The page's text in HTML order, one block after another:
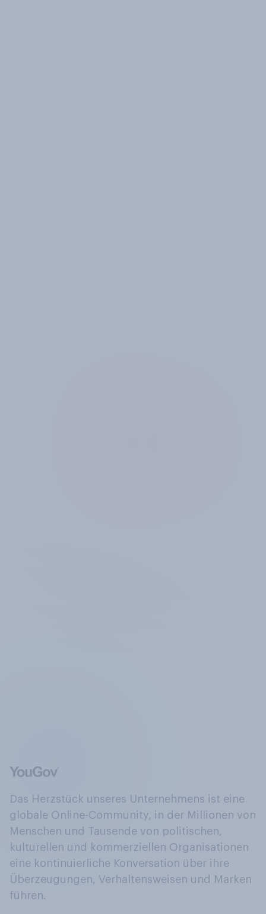
Das Herzstück unseres Unternehmens ist eine
globale Online-Community, in der Millionen von
Menschen und Tausende von politischen,
kulturellen und kommerziellen Organisationen
eine kontinuierliche Konversation über ihre
Überzeugungen, Verhaltensweisen und Marken
führen.